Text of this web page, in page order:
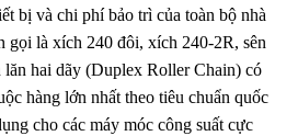
bị và chi phí bảo trì của toàn bộ nhà
gọi là xích 240 đôi, xích 240-2R, sên
hai dãy (Duplex Roller Chain) có
hàng lớn nhất theo tiêu chuẩn quốc
cho các máy móc công suất cực